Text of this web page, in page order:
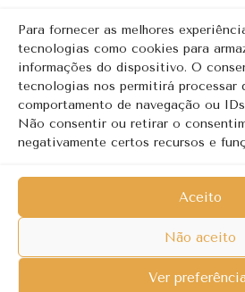
Para fornecer as melhores
tecnologias como cookies para
informações do dispositivo. O
tecnologias nos permitirá processar
comportamento de navegação ou
Não consentir ou retirar o
negativamente certos recursos e
Aceito
Não aceito
Ver
LEIA MAIS
Página 1 de 2 1
Copyright © 2026 | Revalorizar -